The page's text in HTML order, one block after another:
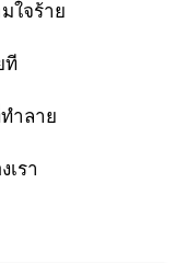
ใจร้าย
ที
ำลาย
เรา